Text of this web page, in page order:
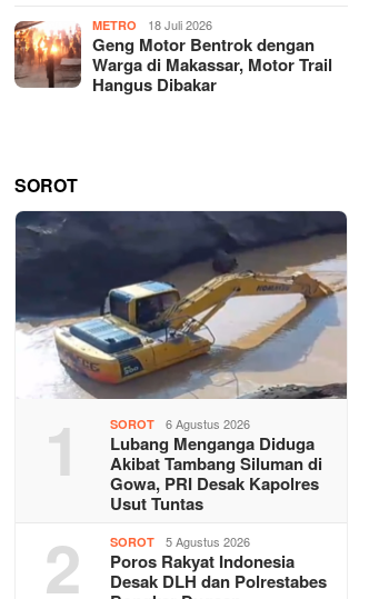
METRO 18 Juli 2026
Geng Motor Bentrok dengan
Warga di Makassar, Motor Trail
Hangus Dibakar
SOROT
1 SOROT 6 Agustus 2026
Lubang Menganga Diduga
Akibat Tambang Siluman di
Gowa, PRI Desak Kapolres
Usut Tuntas
2 SOROT 5 Agustus 2026
Poros Rakyat Indonesia
Desak DLH dan Polrestabes